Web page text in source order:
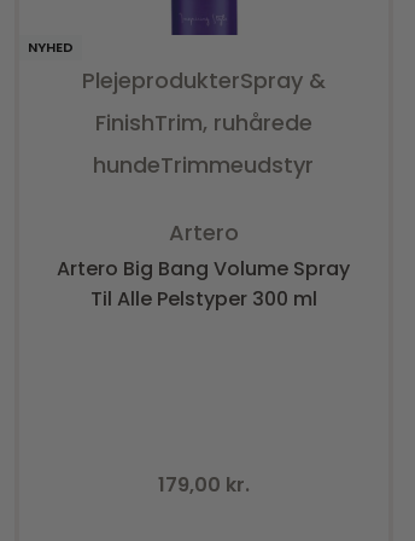
NYHED
PlejeprodukterSpray &
FinishTrim, ruhårede
hundeTrimmeudstyr
Artero
Artero Big Bang Volume Spray
Til Alle Pelstyper 300 ml
179,00 kr.